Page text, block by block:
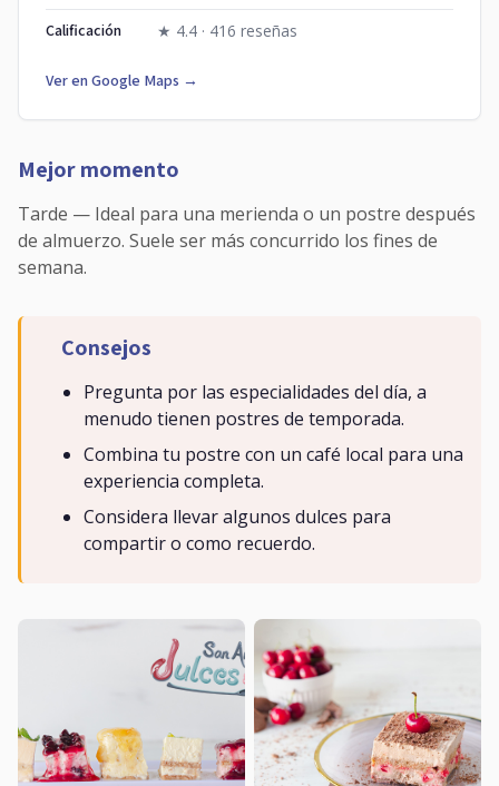
Calificación ★ 4.4 · 416 reseñas
Ver en Google Maps →
Mejor momento
Tarde — Ideal para una merienda o un postre después
de almuerzo. Suele ser más concurrido los fines de
semana.
Consejos
Pregunta por las especialidades del día, a
menudo tienen postres de temporada.
Combina tu postre con un café local para una
experiencia completa.
Considera llevar algunos dulces para
compartir o como recuerdo.